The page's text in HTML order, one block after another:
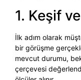
1. Keşif
İlk adım olarak
bir görüşme
mevcut durumu,
çerçevesi